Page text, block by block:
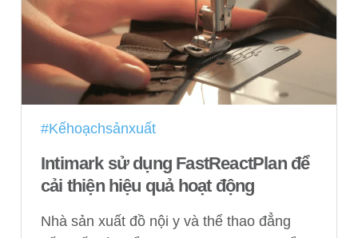
#Kếhoạchsảnxuất
Intimark sử dụng FastReactPlan để
cải thiện hiệu quả hoạt động
Nhà sản xuất đồ nội y và thể thao đẳng